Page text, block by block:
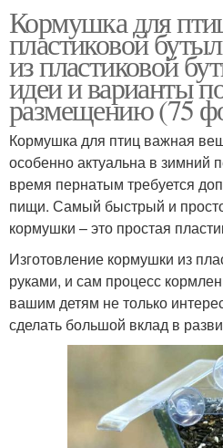
Кормушка для
пластиковой
из пластиковой
идеи и варианты
размещению (75
Кормушка для птиц важная
особенно актуальна в зимний
время пернатым требуется
пищи. Самый быстрый и
кормушки – это простая
Изготовление кормушки из
руками, и сам процесс
вашим детям не только
сделать большой вклад в